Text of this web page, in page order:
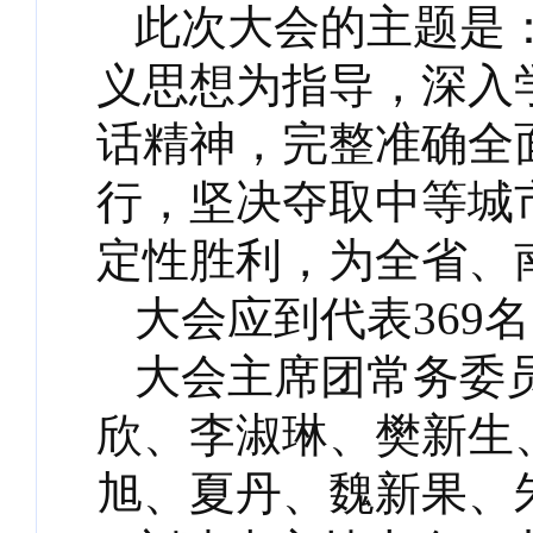
此次大会的主题是
义思想为指导，深
话精神，完整准确
行，坚决夺取中等
定性胜利，为全省
大会应到代表369
大会主席团常务委
欣、李淑琳、樊新
旭、夏丹、魏新果